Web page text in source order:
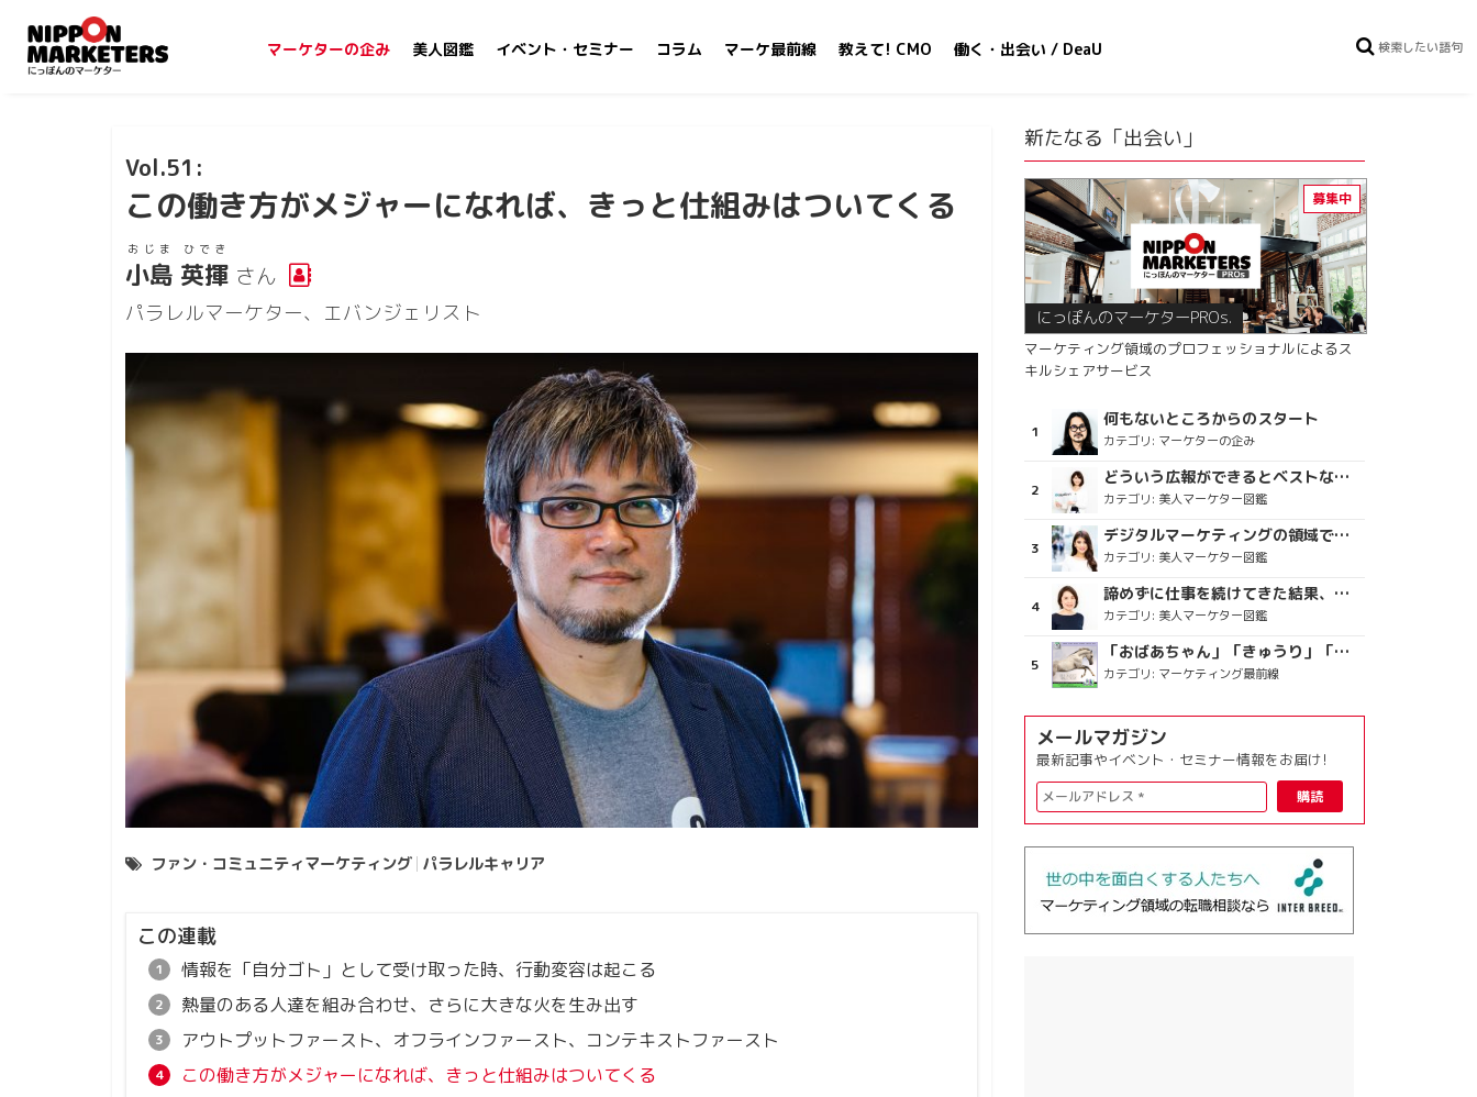
マーケターの企み 美人図鑑 イベント・セミナー コラム マーケ最前線 教えて! CMO 働く・出会い / DeaU
51
この働き方がメジャーになれば、きっと仕組みはついてくる
小島 英揮
おじま ひでき
さん
パラレルマーケター、エバンジェリスト
ファン・コミュニティマーケティング パラレルキャリア
この連載
情報を「自分ゴト」として受け取った時、行動変容は起こる
熱量のある人達を組み合わせ、さらに大きな火を生み出す
アウトプットファースト、オフラインファースト、コンテキストファースト
この働き方がメジャーになれば、きっと仕組みはついてくる
新たなる「出会い」
にっぽんのマーケターPROs.
マーケティング領域のプロフェッショナルによるス
キルシェアサービス
何もないところからのスタート
カテゴリ: マーケターの企み
どういう広報ができるとベストなのか
カテゴリ: 美人マーケター図鑑
デジタルマーケティングの領域で、海外というステージに
カテゴリ: 美人マーケター図鑑
諦めずに仕事を続けてきた結果、楽しめている今がある
カテゴリ: 美人マーケター図鑑
「おばあちゃん」「きゅうり」「ディスコで踊るおじさん」をCM素材に使った、「気持ちよさ」が売りの意外な商品とは？
カテゴリ: マーケティング最前線
メールマガジン
最新記事やイベント・セミナー情報をお届け!